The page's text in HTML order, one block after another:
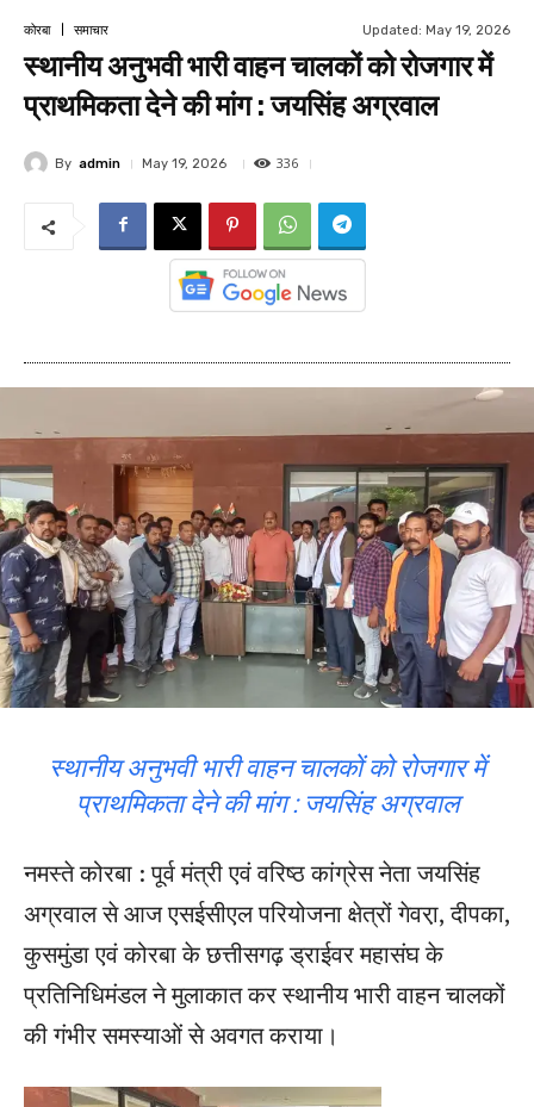
कोरबा समाचार Updated: May 19, 2026
स्थानीय अनुभवी भारी वाहन चालकों को रोजगार में
प्राथमिकता देने की मांग : जयसिंह अग्रवाल
By admin May 19, 2026 336
स्थानीय अनुभवी भारी वाहन चालकों को रोजगार में
प्राथमिकता देने की मांग : जयसिंह अग्रवाल
नमस्ते कोरबा : पूर्व मंत्री एवं वरिष्ठ कांग्रेस नेता जयसिंह
अग्रवाल से आज एसईसीएल परियोजना क्षेत्रों गेवरा़, दीपका,
कुसमुंडा एवं कोरबा के छत्तीसगढ़ ड्राईवर महासंघ के
प्रतिनिधिमंडल ने मुलाकात कर स्थानीय भारी वाहन चालकों
की गंभीर समस्याओं से अवगत कराया।